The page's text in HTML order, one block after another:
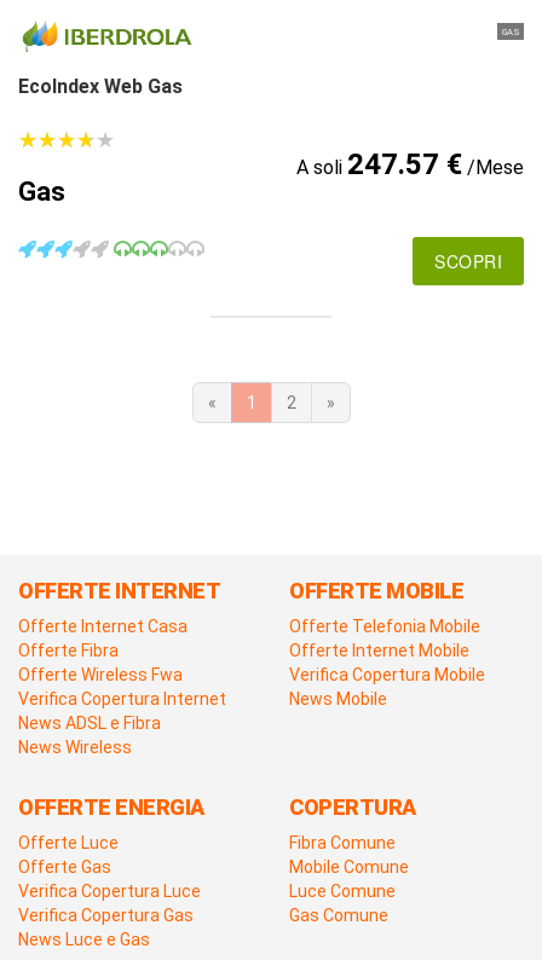
GAS
EcoIndex Web Gas
★★★★★
★★★★★
Gas
A soli 247.57 €/Mese
SCOPRI
« 1 2 »
OFFERTE INTERNET
Offerte Internet Casa
Offerte Fibra
Offerte Wireless Fwa
Verifica Copertura Internet
News ADSL e Fibra
News Wireless
OFFERTE MOBILE
Offerte Telefonia Mobile
Offerte Internet Mobile
Verifica Copertura Mobile
News Mobile
OFFERTE ENERGIA
Offerte Luce
Offerte Gas
Verifica Copertura Luce
Verifica Copertura Gas
News Luce e Gas
COPERTURA
Fibra Comune
Mobile Comune
Luce Comune
Gas Comune